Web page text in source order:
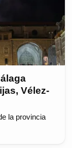
Vélez-
la provincia